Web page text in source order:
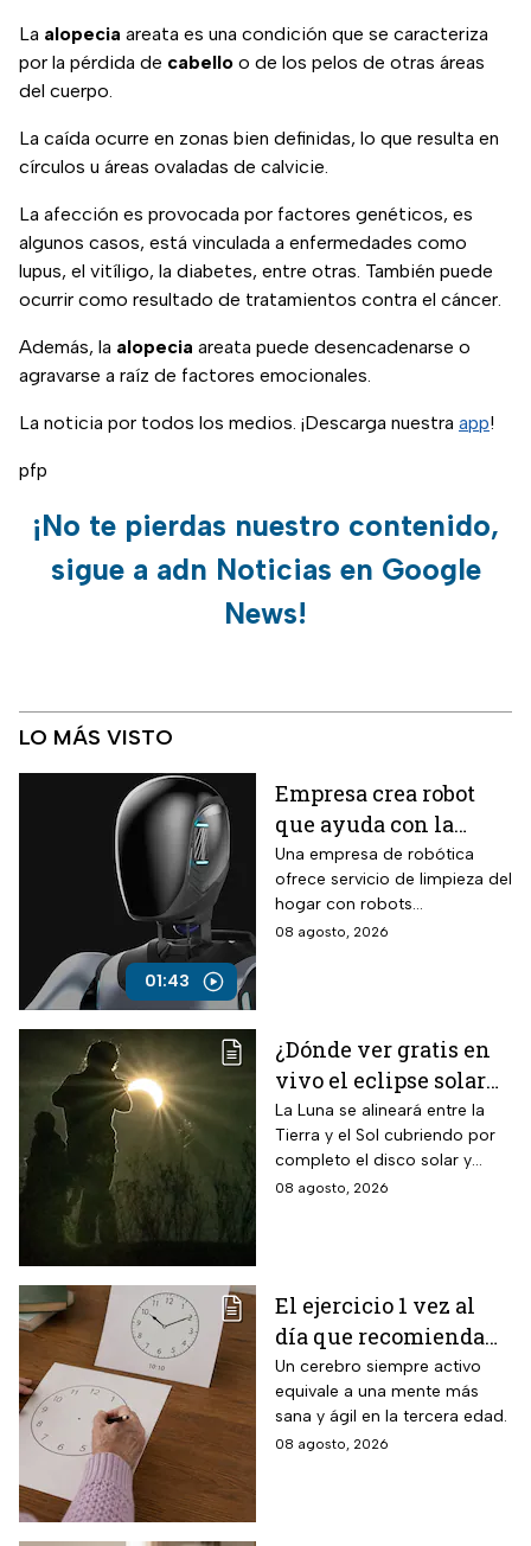
La alopecia areata es una condición que se caracteriza
por la pérdida de cabello o de los pelos de otras áreas
del cuerpo.
La caída ocurre en zonas bien definidas, lo que resulta en
círculos u áreas ovaladas de calvicie.
La afección es provocada por factores genéticos, es
algunos casos, está vinculada a enfermedades como
lupus, el vitíligo, la diabetes, entre otras. También puede
ocurrir como resultado de tratamientos contra el cáncer.
Además, la alopecia areata puede desencadenarse o
agravarse a raíz de factores emocionales.
La noticia por todos los medios. ¡Descarga nuestra app!
pfp
¡No te pierdas nuestro contenido,
sigue a adn Noticias en Google
News!
LO MÁS VISTO
01:43
Empresa crea robot
que ayuda con la
limpieza del hogar
Una empresa de robótica
ofrece servicio de limpieza del
hogar con robots
humanoides por 30 dólares la
08 agosto, 2026
¿Dónde ver gratis en
vivo el eclipse solar
en México?
La Luna se alineará entre la
Tierra y el Sol cubriendo por
completo el disco solar y
generará oscuridad diurna, un
08 agosto, 2026
El ejercicio 1 vez al
día que recomienda
INAPAM para adultos
mayores para mejorar
la percepción motora
y la capacidad de
Un cerebro siempre activo
equivale a una mente más
sana y ágil en la tercera edad.
08 agosto, 2026